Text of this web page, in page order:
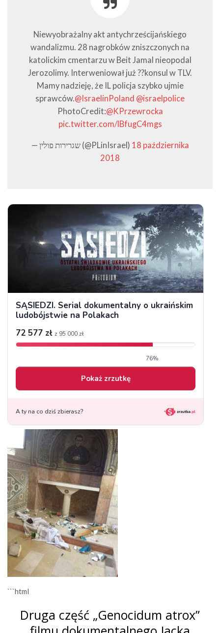
Niewyobrażalny akt antychrześcijańskiego
wandalizmu. 28 nagrobków zniszczonych na
katolickim cmentarzu w Beit Jamal nieopodal
Jerozolimy. Interweniował już ??konsul w TLV.
Mamy nadzieję, że IL policja szybko ujmie
sprawców.@IsraelinPoland @israelpolice
PhotoCredit:@KPrzewrocka
pic.twitter.com/lBfugC4mgs
— שגרירות פולין (@PLinIsrael) 18 października
2018
```html
Druga część „Genocidum atrox”